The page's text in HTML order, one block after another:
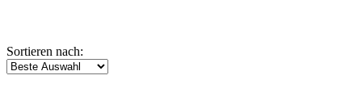
Sortieren nach: